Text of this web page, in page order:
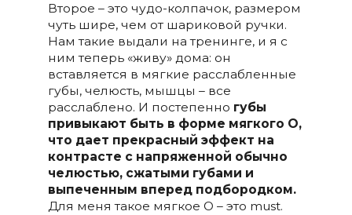
Второе – это чудо-колпачок, размером
чуть шире, чем от шариковой ручки.
Нам такие выдали на тренинге, и я с
ним теперь «живу» дома: он
вставляется в мягкие расслабленные
губы, челюсть, мышцы – все
расслаблено. И постепенно губы
привыкают быть в форме мягкого О,
что дает прекрасный эффект на
контрасте с напряженной обычно
челюстью, сжатыми губами и
выпеченным вперед подбородком.
Для меня такое мягкое О – это must.